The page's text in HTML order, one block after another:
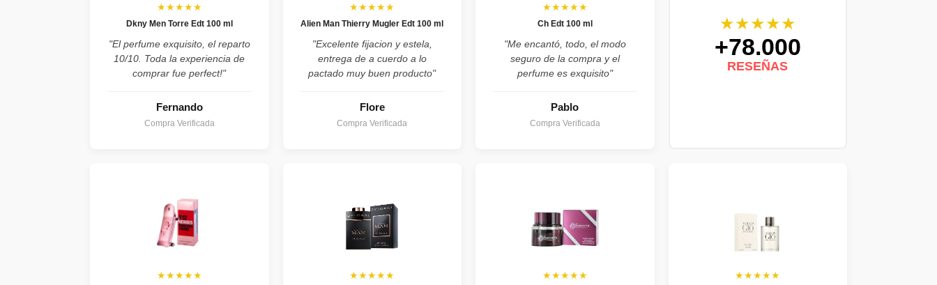
★★★★★
+78.000
RESEÑAS
★★★★★
Dkny Men Torre Edt 100 ml
"El perfume exquisito, el reparto
10/10. Toda la experiencia de
comprar fue perfect!"
Fernando
Compra Verificada
★★★★★
Alien Man Thierry Mugler Edt 100 ml
"Excelente fijacion y estela,
entrega de a cuerdo a lo
pactado muy buen producto"
Flore
Compra Verificada
★★★★★
Ch Edt 100 ml
"Me encantó, todo, el modo
seguro de la compra y el
perfume es exquisito"
Pablo
Compra Verificada
★★★★★ ★★★★★ ★★★★★ ★★★★★